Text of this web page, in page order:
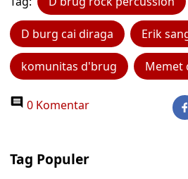
D burg cai diraga Erik
komunitas d'brug Memet
0 Komentar
Tag Populer